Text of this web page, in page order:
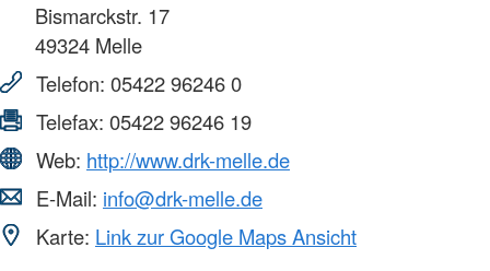
Bismarckstr. 17
49324 Melle
Telefon: 05422 96246 0
Telefax: 05422 96246 19
Web: http://www.drk-melle.de
E-Mail: info@drk-melle.de
Karte: Link zur Google Maps Ansicht